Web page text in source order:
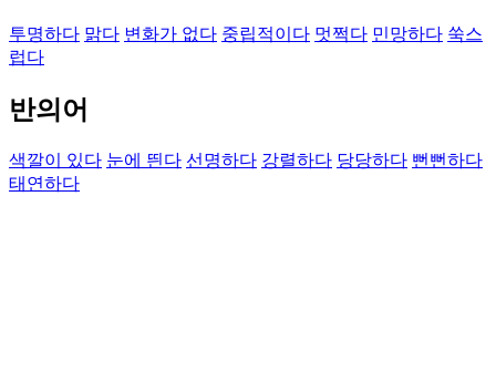
투명하다 맑다 변화가 없다 중립적이다 멋쩍다 민망하다 쑥스
럽다
반의어
색깔이 있다 눈에 띈다 선명하다 강렬하다 당당하다 뻔뻔하다
태연하다